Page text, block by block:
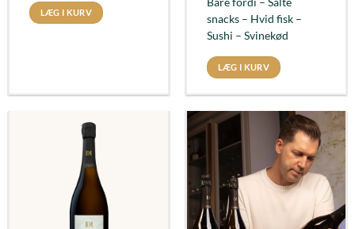
LÆG I KURV
snacks – Hvid fisk –
Sushi – Svinekød
LÆG I KURV